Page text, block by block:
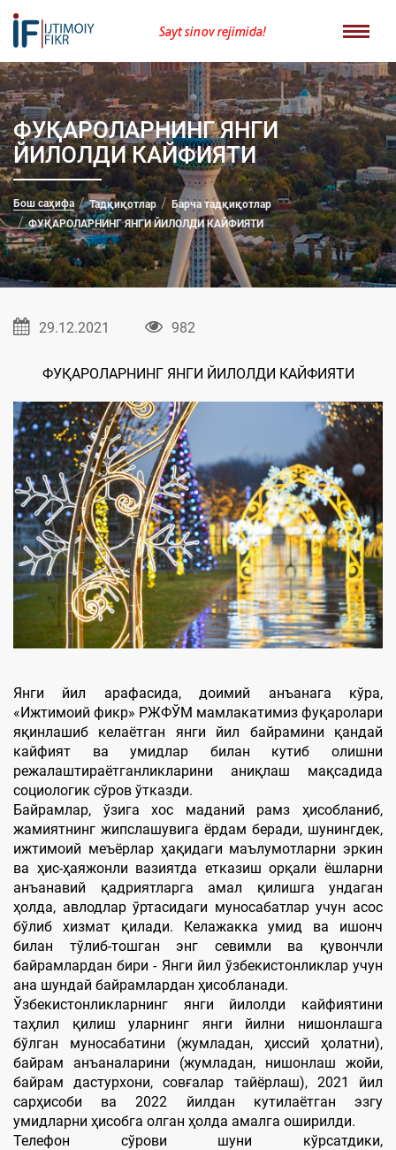
Sayt sinov rejimida!
ФУҚАРОЛАРНИНГ ЯНГИ
ЙИЛОЛДИ КАЙФИЯТИ
Бош саҳифа Тадқиқотлар
Барча тадқиқотлар
ФУҚАРОЛАРНИНГ ЯНГИ ЙИЛОЛДИ КАЙФИЯТИ
29.12.2021 982
ФУҚАРОЛАРНИНГ ЯНГИ ЙИЛОЛДИ КАЙФИЯТИ
Янги йил арафасида, доимий анъанага кўра,
«Ижтимоий фикр» РЖФЎМ мамлакатимиз фуқаролари
яқинлашиб келаётган янги йил байрамини қандай
кайфият ва умидлар билан кутиб олишни
режалаштираётганликларини аниқлаш мақсадида
социологик сўров ўтказди.
Байрамлар, ўзига хос маданий рамз ҳисобланиб,
жамиятнинг жипслашувига ёрдам беради, шунингдек,
ижтимоий меъёрлар ҳақидаги маълумотларни эркин
ва ҳис-ҳаяжонли вазиятда етказиш орқали ёшларни
анъанавий қадриятларга амал қилишга ундаган
ҳолда, авлодлар ўртасидаги муносабатлар учун асос
бўлиб хизмат қилади. Келажакка умид ва ишонч
билан тўлиб-тошган энг севимли ва қувончли
байрамлардан бири - Янги йил ўзбекистонликлар учун
ана шундай байрамлардан ҳисобланади.
Ўзбекистонликларнинг янги йилолди кайфиятини
таҳлил қилиш уларнинг янги йилни нишонлашга
бўлган муносабатини (жумладан, ҳиссий ҳолатни),
байрам анъаналарини (жумладан, нишонлаш жойи,
байрам дастурхони, совғалар тайёрлаш), 2021 йил
сарҳисоби ва 2022 йилдан кутилаётган эзгу
умидларни ҳисобга олган ҳолда амалга оширилди.
Телефон сўрови шуни кўрсатдики,